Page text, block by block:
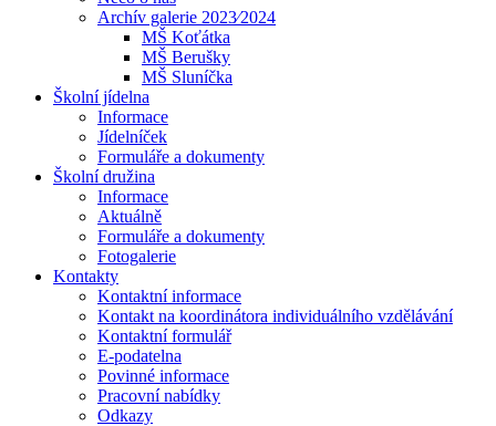
Archív galerie 2023⁄2024
MŠ Koťátka
MŠ Berušky
MŠ Sluníčka
Školní jídelna
Informace
Jídelníček
Formuláře a dokumenty
Školní družina
Informace
Aktuálně
Formuláře a dokumenty
Fotogalerie
Kontakty
Kontaktní informace
Kontakt na koordinátora individuálního vzdělávání
Kontaktní formulář
E-podatelna
Povinné informace
Pracovní nabídky
Odkazy